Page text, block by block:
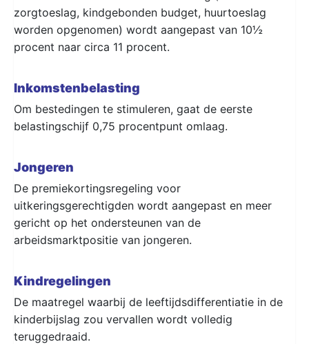
zorgtoeslag, kindgebonden budget, huurtoeslag
worden opgenomen) wordt aangepast van 10½
procent naar circa 11 procent.
Inkomstenbelasting
Om bestedingen te stimuleren, gaat de eerste
belastingschijf 0,75 procentpunt omlaag.
Jongeren
De premiekortingsregeling voor
uitkeringsgerechtigden wordt aangepast en meer
gericht op het ondersteunen van de
arbeidsmarktpositie van jongeren.
Kindregelingen
De maatregel waarbij de leeftijdsdifferentiatie in de
kinderbijslag zou vervallen wordt volledig
teruggedraaid.